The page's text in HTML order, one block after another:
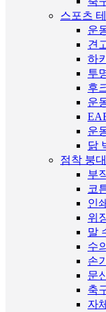
스포츠
운
견
하
투
후
운
운
닭
점착 붕대
부
코
인
위
말
수
손
문
축
자